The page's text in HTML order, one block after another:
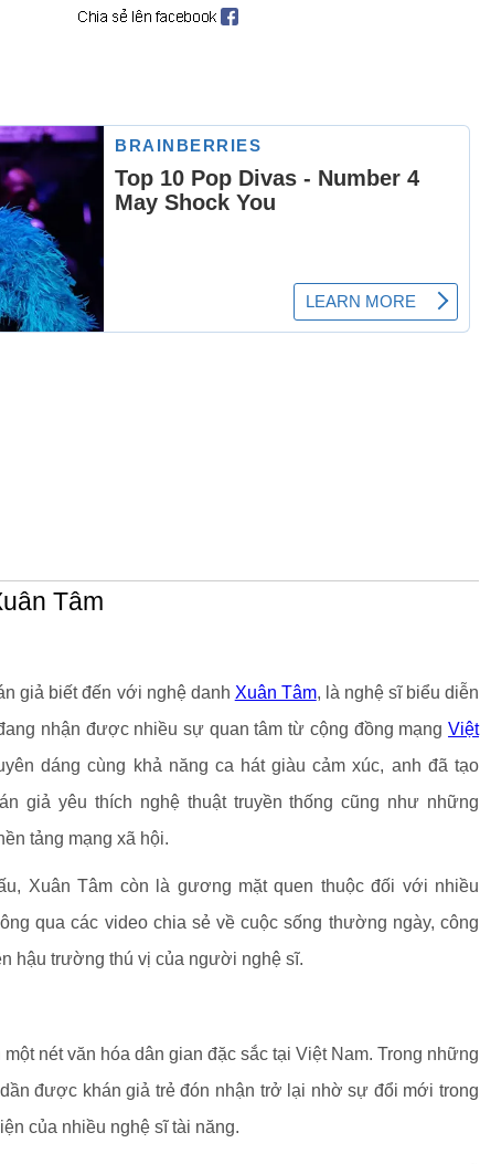
Tâm
giả biết đến với nghệ danh Xuân Tâm, là nghệ sĩ biểu diễn
nhận được nhiều sự quan tâm từ cộng đồng mạng Việt
dáng cùng khả năng ca hát giàu cảm xúc, anh đã tạo
giả yêu thích nghệ thuật truyền thống cũng như những
tảng mạng xã hội.
Xuân Tâm còn là gương mặt quen thuộc đối với nhiều
qua các video chia sẻ về cuộc sống thường ngày, công
hậu trường thú vị của người nghệ sĩ.
nét văn hóa dân gian đặc sắc tại Việt Nam. Trong những
được khán giả trẻ đón nhận trở lại nhờ sự đổi mới trong
của nhiều nghệ sĩ tài năng.